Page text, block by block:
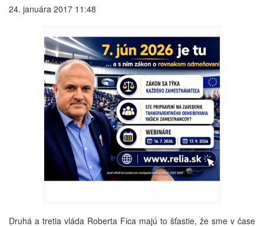
24. januára 2017 11:48
Druhá a tretia vláda Roberta Fica majú to šťastie, že sme v čase